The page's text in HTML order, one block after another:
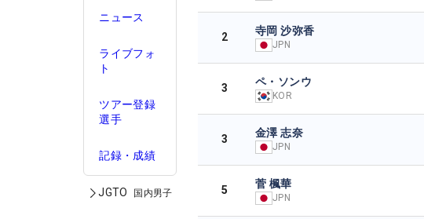
ニュース
ライブフォ
ト
ツアー登録
選手
記録・成績
JGTO 国内男子
2 寺岡 沙弥香
JPN
3 ペ・ソンウ
KOR
3 金澤 志奈
JPN
5 菅 楓華
JPN